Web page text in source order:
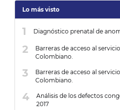
Lo más visto
Diagnóstico prenatal de
Barreras de acceso al
Colombiano.
Barreras de acceso al
Colombiano.
Análisis de los defectos
2017